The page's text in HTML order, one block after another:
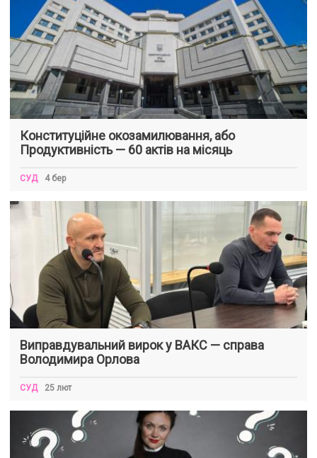
Конституційне окозамилювання, або
Продуктивність — 60 актів на місяць
СУД 4 бер
Виправдувальний вирок у ВАКС — справа
Володимира Орлова
СУД 25 лют